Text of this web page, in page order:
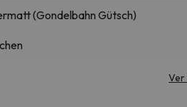
(Gondelbahn Gütsch)
Ver